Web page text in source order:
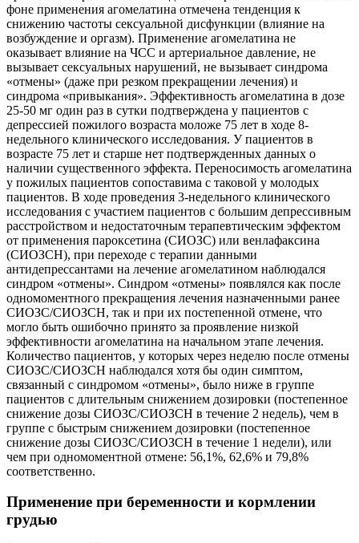
фоне применения агомелатина отмечена тенденция к
снижению частоты сексуальной дисфункции (влияние на
возбуждение и оргазм). Применение агомелатина не
оказывает влияние на ЧСС и артериальное давление, не
вызывает сексуальных нарушений, не вызывает синдрома
«отмены» (даже при резком прекращении лечения) и
синдрома «привыкания». Эффективность агомелатина в дозе
25-50 мг один раз в сутки подтверждена у пациентов с
депрессией пожилого возраста моложе 75 лет в ходе 8-
недельного клинического исследования. У пациентов в
возрасте 75 лет и старше нет подтвержденных данных о
наличии существенного эффекта. Переносимость агомелатина
у пожилых пациентов сопоставима с таковой у молодых
пациентов. В ходе проведения 3-недельного клинического
исследования с участием пациентов с большим депрессивным
расстройством и недостаточным терапевтическим эффектом
от применения пароксетина (СИОЗС) или венлафаксина
(СИОЗСН), при переходе с терапии данными
антидепрессантами на лечение агомелатином наблюдался
синдром «отмены». Синдром «отмены» появлялся как после
одномоментного прекращения лечения назначенными ранее
СИОЗС/СИОЗСН, так и при их постепенной отмене, что
могло быть ошибочно принято за проявление низкой
эффективности агомелатина на начальном этапе лечения.
Количество пациентов, у которых через неделю после отмены
СИОЗС/СИОЗСН наблюдался хотя бы один симптом,
связанный с синдромом «отмены», было ниже в группе
пациентов с длительным снижением дозировки (постепенное
снижение дозы СИОЗС/СИОЗСН в течение 2 недель), чем в
группе с быстрым снижением дозировки (постепенное
снижение дозы СИОЗС/СИОЗСН в течение 1 недели), или
чем при одномоментной отмене: 56,1%, 62,6% и 79,8%
соответственно.
Применение при беременности и кормлении
грудью